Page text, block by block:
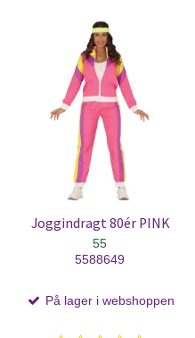
Joggindragt 80ér PINK
55
5588649
På lager i webshoppen